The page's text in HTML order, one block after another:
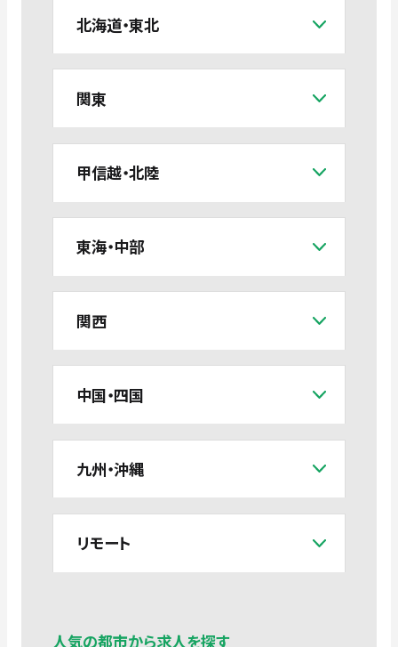
北海道・東北
関東
甲信越・北陸
東海・中部
関西
中国・四国
九州・沖縄
リモート
人気の都市から求人を探す